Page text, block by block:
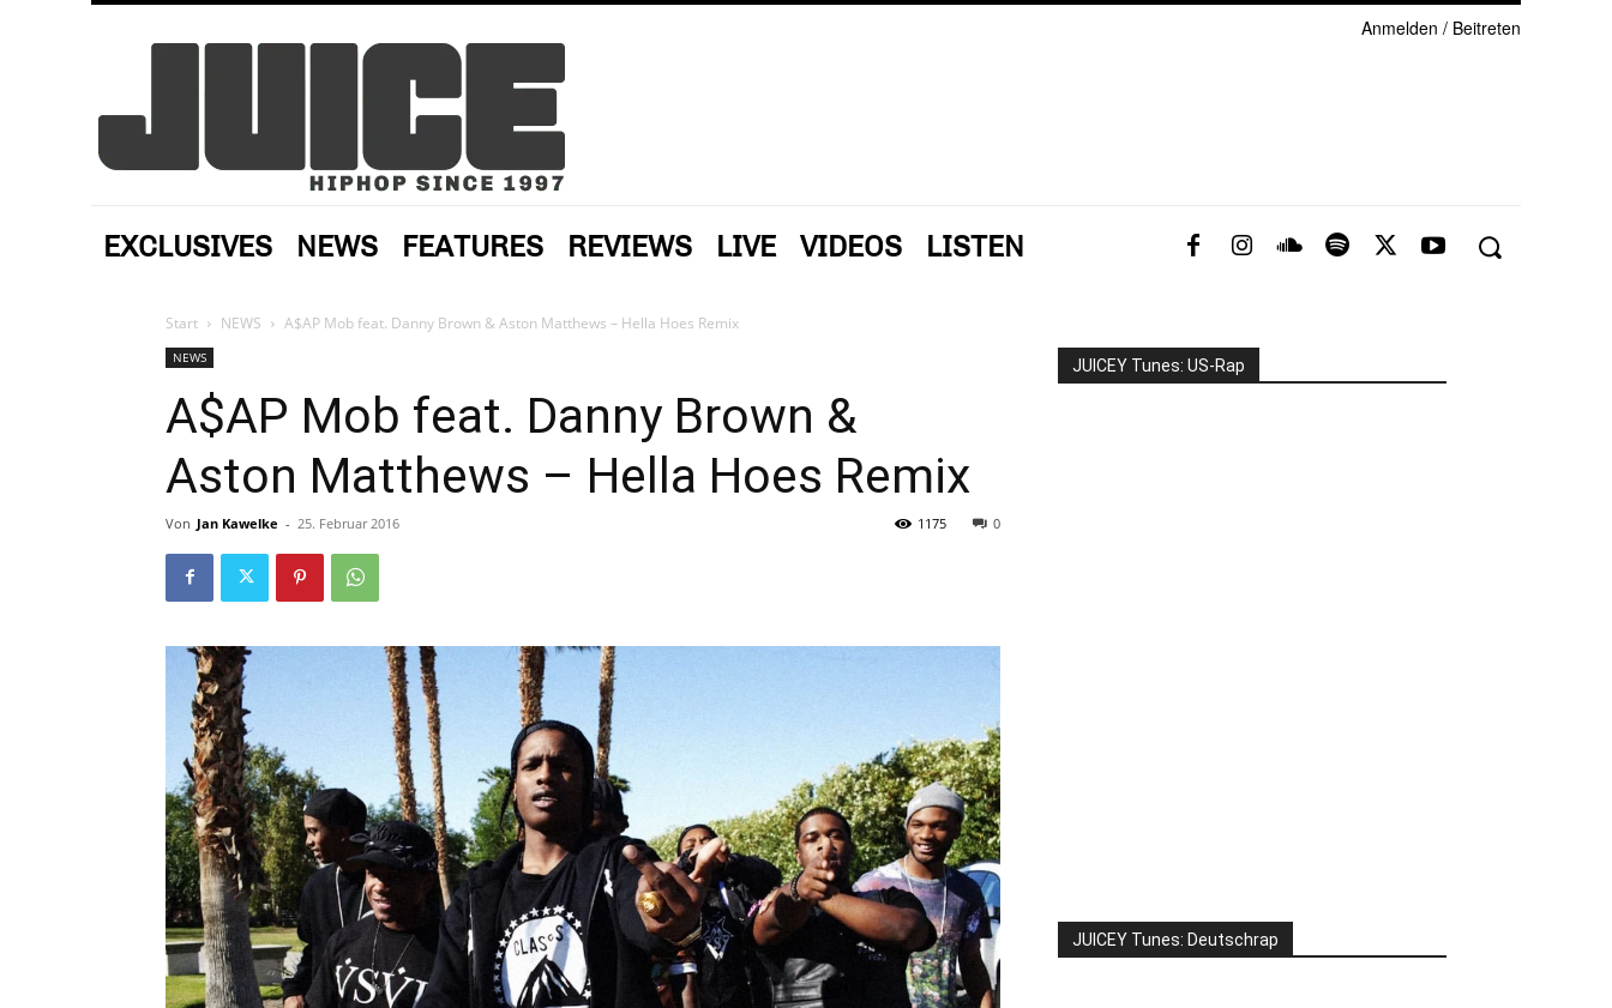
Anmelden / Beitreten
EXCLUSIVES NEWS FEATURES REVIEWS LIVE VIDEOS LISTEN
Start NEWS A$AP Mob feat. Danny Brown & Aston Matthews – Hella Hoes Remix
NEWS
A$AP Mob feat. Danny Brown &
Aston Matthews – Hella Hoes Remix
Von Jan Kawelke - 25. Februar 2016 0
1175
JUICEY Tunes: US-Rap
JUICEY Tunes: Deutschrap